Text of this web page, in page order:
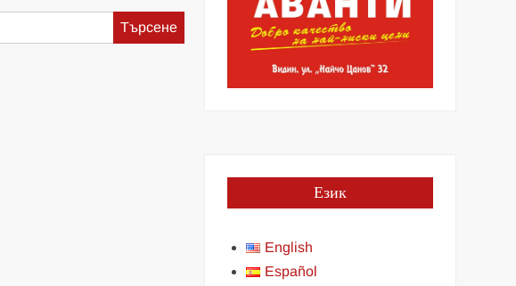
Търсене
за:
Език
English
Español